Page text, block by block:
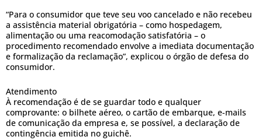
“Para o consumidor que teve seu voo cancelado e não recebeu
a assistência material obrigatória – como hospedagem,
alimentação ou uma reacomodação satisfatória – o
procedimento recomendado envolve a imediata documentação
e formalização da reclamação”, explicou o órgão de defesa do
consumidor.
Atendimento
À recomendação é de se guardar todo e qualquer
comprovante: o bilhete aéreo, o cartão de embarque, e-mails
de comunicação da empresa e, se possível, a declaração de
contingência emitida no guichê.